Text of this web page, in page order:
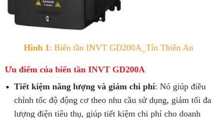
Hình 1 : Biến tần INVT GD200A_Tín Thiên An
Ưu điểm của biến tần INVT GD200A
Tiết kiệm năng lượng và giảm chi phí: Nó giúp điều
chỉnh tốc độ động cơ theo nhu cầu sử dụng, giảm tối đa
lượng điện tiêu thụ, giúp tiết kiệm chi phí cho doanh